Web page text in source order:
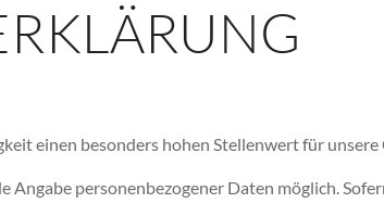
einen besonders hohen Stellenwert für
personenbezogener Daten möglich.